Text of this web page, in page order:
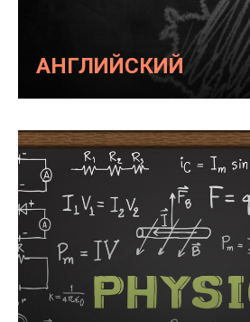
АНГЛИЙСКИЙ